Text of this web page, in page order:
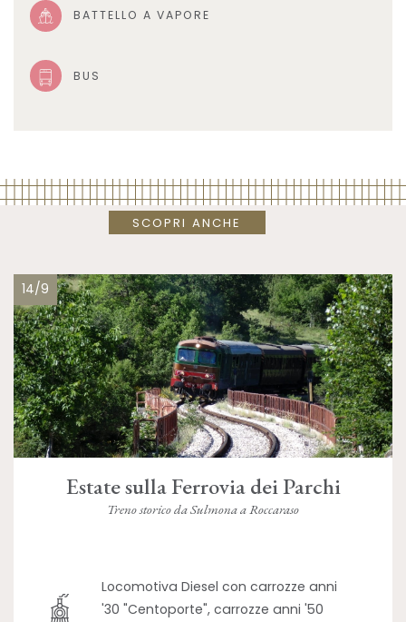
BATTELLO A VAPORE
BUS
SCOPRI ANCHE
14/9
Estate sulla Ferrovia dei Parchi
Treno storico da Sulmona a Roccaraso
Locomotiva Diesel con carrozze anni
'30 "Centoporte", carrozze anni '50